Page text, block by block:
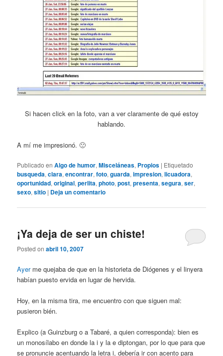
Si hacen click en la foto, van a ver claramente de qué estoy
hablando.
A mí me impresionó. 🙁
Publicado en Algo de humor,Misceláneas, Propios | Etiquetado
busqueda,clara,encontrar,foto,guarda,impresion,licuadora,
oportunidad,original,perlita,photo,post,presenta,segura,ser,
sexo,sitio | Deja un comentario
¡Ya deja de ser un chiste!
Posted onabril 10, 2007
Ayerme quejaba de que en la historieta de Diógenes y el linyera
habían puesto ervida en lugar de hervida.
Hoy, en la misma tira, me encuentro con que siguen mal:
pusieron bién.
Explico (a Guinzburg o a Tabaré, a quien corresponda): bien es
un monosílabo en donde la i y la e diptongan, por lo que para que
se pronuncie acentuando la letra i, debería ir con acento para